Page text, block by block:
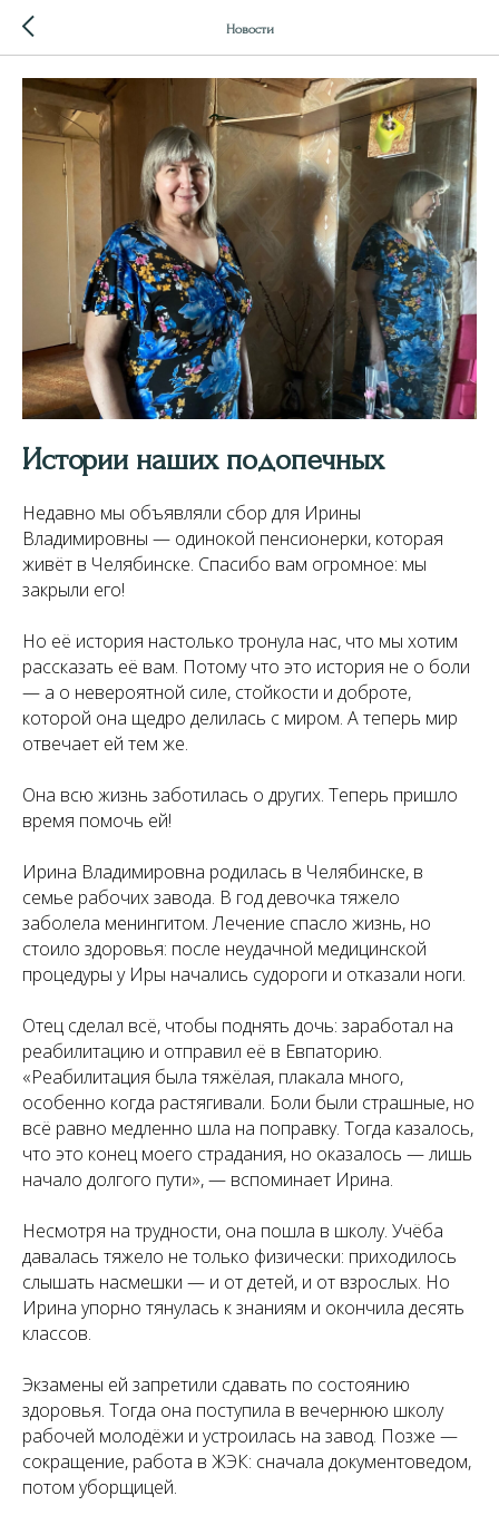
Новости
Истории наших подопечных
Недавно мы объявляли сбор для Ирины
Владимировны — одинокой пенсионерки, которая
живёт в Челябинске. Спасибо вам огромное: мы
закрыли его!
Но её история настолько тронула нас, что мы хотим
рассказать её вам. Потому что это история не о боли
— а о невероятной силе, стойкости и доброте,
которой она щедро делилась с миром. А теперь мир
отвечает ей тем же.
Она всю жизнь заботилась о других. Теперь пришло
время помочь ей!
Ирина Владимировна родилась в Челябинске, в
семье рабочих завода. В год девочка тяжело
заболела менингитом. Лечение спасло жизнь, но
стоило здоровья: после неудачной медицинской
процедуры у Иры начались судороги и отказали ноги.
Отец сделал всё, чтобы поднять дочь: заработал на
реабилитацию и отправил её в Евпаторию.
«Реабилитация была тяжёлая, плакала много,
особенно когда растягивали. Боли были страшные, но
всё равно медленно шла на поправку. Тогда казалось,
что это конец моего страдания, но оказалось — лишь
начало долгого пути», — вспоминает Ирина.
Несмотря на трудности, она пошла в школу. Учёба
давалась тяжело не только физически: приходилось
слышать насмешки — и от детей, и от взрослых. Но
Ирина упорно тянулась к знаниям и окончила десять
классов.
Экзамены ей запретили сдавать по состоянию
здоровья. Тогда она поступила в вечернюю школу
рабочей молодёжи и устроилась на завод. Позже —
сокращение, работа в ЖЭК: сначала документоведом,
потом уборщицей.